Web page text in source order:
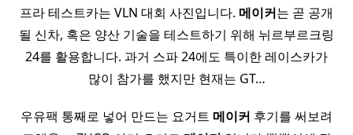
프라 테스트카는 VLN 대회 사진입니다. 메이커는 곧 공개
될 신차, 혹은 양산 기술을 테스트하기 위해 뉘르부르크링
24를 활용합니다. 과거 스파 24에도 특이한 레이스카가
많이 참가를 했지만 현재는 GT…
우유팩 통째로 넣어 만드는 요거트 메이커 후기를 써보려